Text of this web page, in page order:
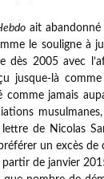
ait abandonné
le souligne à
dès 2005 avec
jusque-là
jamais
de Nicolas
un excès de
de janvier